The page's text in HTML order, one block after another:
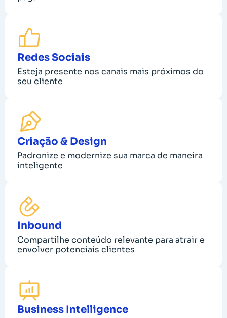
Redes Sociais
Esteja presente nos canais mais próximos do
seu cliente
Criação & Design
Padronize e modernize sua marca de maneira
inteligente
Inbound
Compartilhe conteúdo relevante para atrair e
envolver potenciais clientes
Business Intelligence